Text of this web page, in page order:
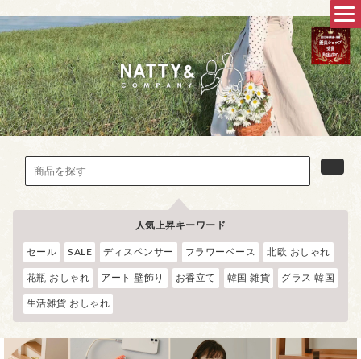
人気上昇キーワード
セール SALE ディスペンサー フラワーベース 北欧 おしゃれ
花瓶 おしゃれ アート 壁飾り お香立て 韓国 雑貨 グラス 韓国
生活雑貨 おしゃれ